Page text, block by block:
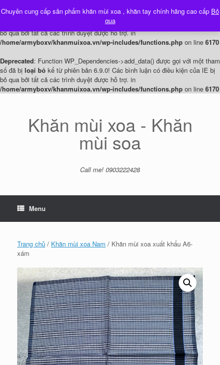
Deprecated: Function WP_Dependencies->add_data() được gọi với một tham
kể từ phiên bản 6.9.0! Các bình luận có điều kiện của IE bị
bỏ qua bởi tất cả các trình duyệt được hỗ trợ. in
/home/armyboxv/khanmuixoa.vn/wp-includes/functions.php on line 6170
Deprecated: Function WP_Dependencies->add_data() được gọi với một tham
số đã bị loại bỏ kể từ phiên bản 6.9.0! Các bình luận có điều kiện của IE bị
bỏ qua bởi tất cả các trình duyệt được hỗ trợ. in
/home/armyboxv/khanmuixoa.vn/wp-includes/functions.php on line 6170
Chuyên cung cấp sản phẩm khăn mùi xoa , khăn tay chính hãng cao cấp Bỏ
qua
Khăn mùi xoa - Khăn
mùi soa
Call me! 0903222428
Menu
Trang chủ / Khăn mùi xoa Nam / Khăn mùi xoa xuất khẩu A6-
xám